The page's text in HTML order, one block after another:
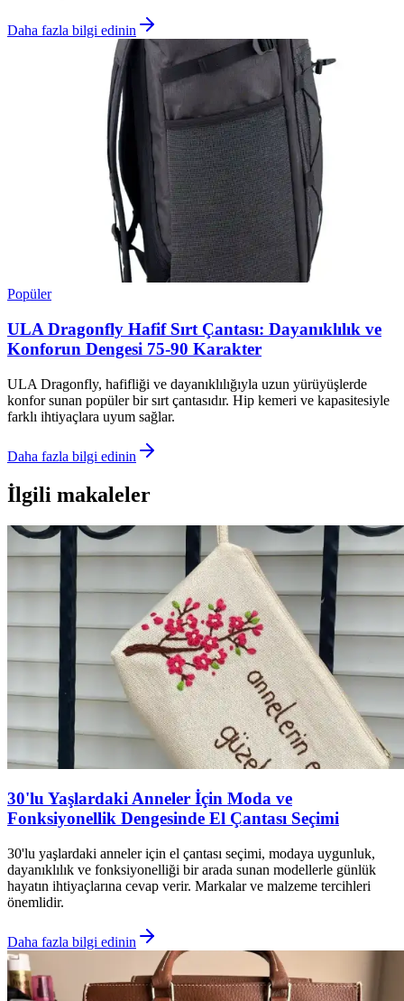
Daha fazla bilgi edinin
Popüler
ULA Dragonfly Hafif Sırt Çantası: Dayanıklılık ve
Konforun Dengesi 75-90 Karakter
ULA Dragonfly, hafifliği ve dayanıklılığıyla uzun yürüyüşlerde
konfor sunan popüler bir sırt çantasıdır. Hip kemeri ve kapasitesiyle
farklı ihtiyaçlara uyum sağlar.
Daha fazla bilgi edinin
İlgili makaleler
30'lu Yaşlardaki Anneler İçin Moda ve
Fonksiyonellik Dengesinde El Çantası Seçimi
30'lu yaşlardaki anneler için el çantası seçimi, modaya uygunluk,
dayanıklılık ve fonksiyonelliği bir arada sunan modellerle günlük
hayatın ihtiyaçlarına cevap verir. Markalar ve malzeme tercihleri
önemlidir.
Daha fazla bilgi edinin